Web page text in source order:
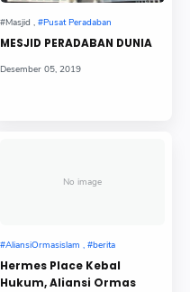
MESJID PERADABAN DUNIA
No image
Hermes Place Kebal
Hukum, Aliansi Ormas